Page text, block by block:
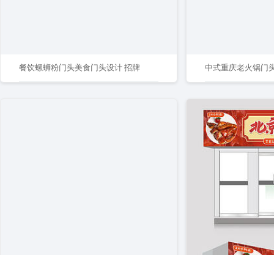
餐饮螺蛳粉门头美食门头设计 招牌 中式重庆老火锅门